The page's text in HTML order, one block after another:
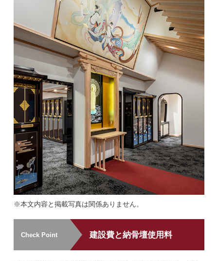
※本文内容と掲載写真は関係ありません。
Check Point 建設費と納骨壇使用料